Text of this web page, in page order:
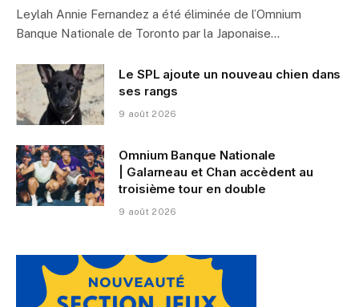
Leylah Annie Fernandez a été éliminée de l’Omnium
Banque Nationale de Toronto par la Japonaise…
Le SPL ajoute un nouveau chien dans
ses rangs
9 août 2026
Omnium Banque Nationale
| Galarneau et Chan accèdent au
troisième tour en double
9 août 2026